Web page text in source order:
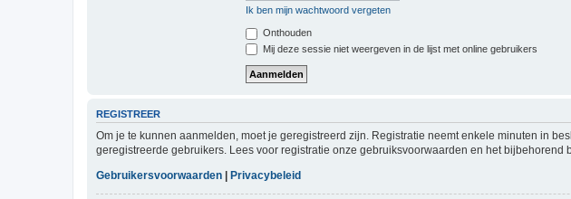
Ik ben mijn wachtwoord vergeten
Onthouden
Mij deze sessie niet weergeven in de lijst met online gebruikers
REGISTREER
Om je te kunnen aanmelden, moet je geregistreerd zijn. Registratie neemt enkele minuten in
geregistreerde gebruikers. Lees voor registratie onze gebruiksvoorwaarden en het bijbehorend
Gebruikersvoorwaarden | Privacybeleid